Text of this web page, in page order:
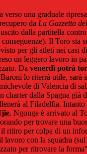
verso una graduale
da La Gazzetta
dalla partitella
Il Toro sta
per gli atleti nei casi
un leggero lavoro in
Da venerdì potrà
Baroni lo riterrà utile, sarà
di Valencia di
charter dalla Spagna già
al Filadelfia. Intanto
. Ngonge è arrivato al
per trovare una
il ritiro per colpa di un
lavoro con la squadra
per ritrovare la